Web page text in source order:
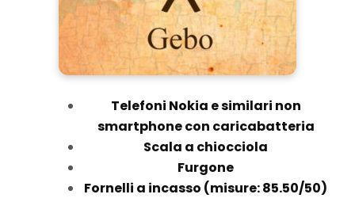
Telefoni Nokia e similari non
smartphone con caricabatteria
Scala a chiocciola
Furgone
Fornelli a incasso (misure: 85.50/50)